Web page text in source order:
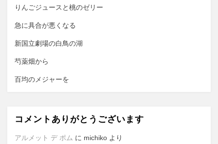
ョ
ン
りんごジュースと桃のゼリー
急に具合が悪くなる
新国立劇場の白鳥の湖
芍薬畑から
百均のメジャーを
コメントありがとうございます
アルメット デ ポム に michiko より